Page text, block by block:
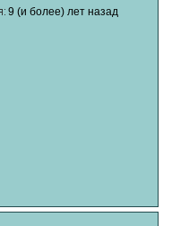
9 (и более) лет назад